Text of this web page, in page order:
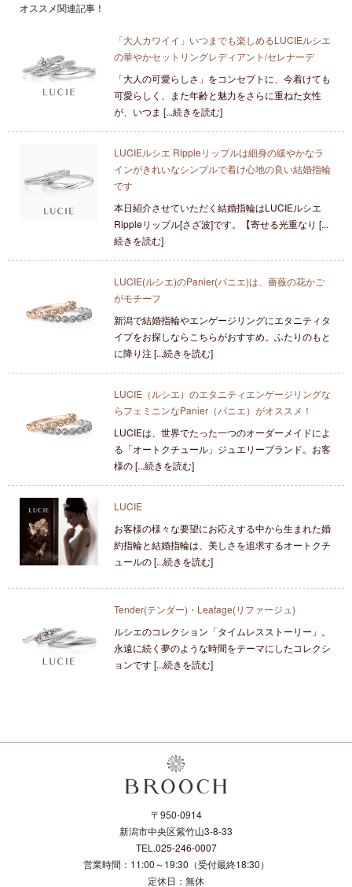
オススメ関連記事！
「大人カワイイ」いつまでも楽しめるLUCIEルシエ
の華やかセットリングレディアント/セレナーデ
「大人の可愛らしさ」をコンセプトに、今着けても
可愛らしく、また年齢と魅力をさらに重ねた女性
が、いつま [...続きを読む]
LUCIEルシエ Rippleリップルは細身の緩やかなラ
インがきれいなシンプルで着け心地の良い結婚指輪
です
本日紹介させていただく結婚指輪はLUCIEルシエ
Rippleリップル[さざ波]です。【寄せる光重なり [...
続きを読む]
LUCIE(ルシエ)のPanier(パニエ)は、薔薇の花かご
がモチーフ
新潟で結婚指輪やエンゲージリングにエタニティタ
イプをお探しならこちらがおすすめ。ふたりのもと
に降り注 [...続きを読む]
LUCIE（ルシエ）のエタニティエンゲージリングな
らフェミニンなPanier（パニエ）がオススメ！
LUCIEは、世界でたった一つのオーダーメイドによ
る「オートクチュール」ジュエリーブランド。お客
様の [...続きを読む]
LUCIE
お客様の様々な要望にお応えする中から生まれた婚
約指輪と結婚指輪は、美しさを追求するオートクチ
ュールの [...続きを読む]
Tender(テンダー)・Leafage(リファージュ)
ルシエのコレクション「タイムレスストーリー」。
永遠に続く夢のような時間をテーマにしたコレクシ
ョンです [...続きを読む]
〒950-0914
新潟市中央区紫竹山3-8-33
TEL.025-246-0007
営業時間：11:00～19:30（受付最終18:30）
定休日：無休